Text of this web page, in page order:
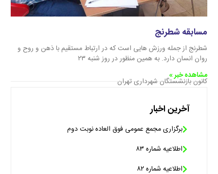
مسابقه شطرنج
شطرنج از جمله ورزش هایی است که در ارتباط مستقیم با ذهن و روح و
روان انسان دارد. به همین منظور در روز شنبه ۲۳
مشاهده خبر »
کانون بازنشستگان شهرداری تهران
آخرین اخبار
برگزاری مجمع عمومی فوق العاده نوبت دوم
اطلاعیه شماره ۸۳
اطلاعیه شماره ۸۲